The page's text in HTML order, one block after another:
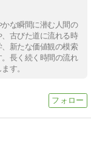
な瞬間に潜む人間の
古びた道に流れる時
新たな価値観の模索
長く続く時間の流れ
す。